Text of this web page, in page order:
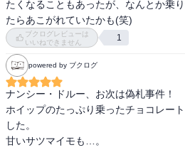
たくなることもあったが、なんとか乗
たらあこがれていたかも(笑)
ブクログレビューは
いいねできません
1
powered by ブクログ
ナンシー・ドルー、お次は偽札事件！
ホイップのたっぷり乗ったチョコレー
した。
甘いサツマイモも…。